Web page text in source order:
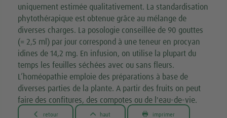
uniquement estimée qualitativement. La standardisation
phytothérapique est obtenue grâce au mélange de
diverses charges. La posologie conseillée de 90 gouttes
(= 2,5 ml) par jour correspond à une teneur en procyan
idines de 14,2 mg. En infusion, on utilise la plupart du
temps les feuilles séchées avec ou sans fleurs.
L’homéopathie emploie des préparations à base de
diverses parties de la plante. A partir des fruits on peut
faire des confitures, des compotes ou de l'eau-de-vie.
 retour  haut  imprimer